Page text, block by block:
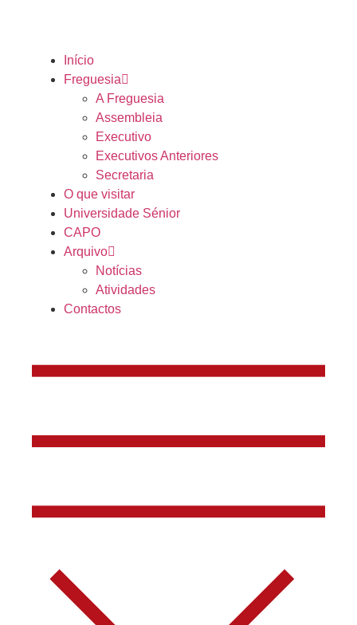
Início
Freguesia
A Freguesia
Assembleia
Executivo
Executivos Anteriores
Secretaria
O que visitar
Universidade Sénior
CAPO
Arquivo
Notícias
Atividades
Contactos